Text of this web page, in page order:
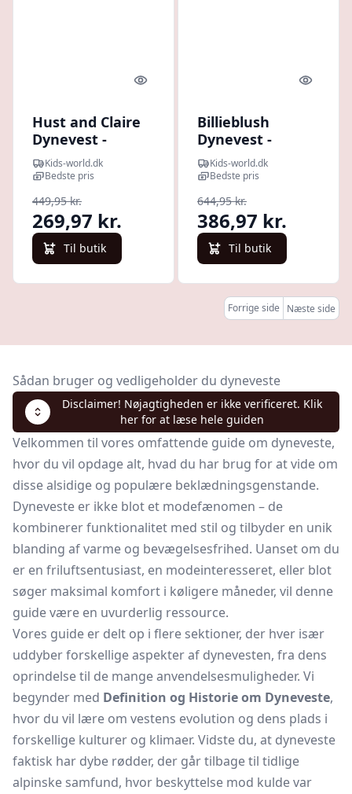
Quick look
Hust and Claire
Dynevest -
HCEdele - Pink
Clay
Kids-world.dk
Bedste pris
449,95 kr.
269,97 kr.
Til butik
Quick
Billieblush
Dynevest -
Denim - Double
Stone m. Tekst
Kids-world.dk
Bedste pris
644,95 kr.
386,97 kr.
Til butik
Forrige side Næste side
Sådan bruger og vedligeholder du dyneveste
Disclaimer! Nøjagtigheden er ikke verificeret. Klik
her for at læse hele guiden
Velkommen til vores omfattende guide om dyneveste,
hvor du vil opdage alt, hvad du har brug for at vide om
disse alsidige og populære beklædningsgenstande.
Dyneveste er ikke blot et modefænomen – de
kombinerer funktionalitet med stil og tilbyder en unik
blanding af varme og bevægelsesfrihed. Uanset om du
er en friluftsentusiast, en modeinteresseret, eller blot
søger maksimal komfort i køligere måneder, vil denne
guide være en uvurderlig ressource.
Vores guide er delt op i flere sektioner, der hver især
uddyber forskellige aspekter af dynevesten, fra dens
oprindelse til de mange anvendelsesmuligheder. Vi
begynder med Definition og Historie om Dyneveste,
hvor du vil lære om vestens evolution og dens plads i
forskellige kulturer og klimaer. Vidste du, at dyneveste
faktisk har dybe rødder, der går tilbage til tidlige
alpinske samfund, hvor beskyttelse mod kulde var